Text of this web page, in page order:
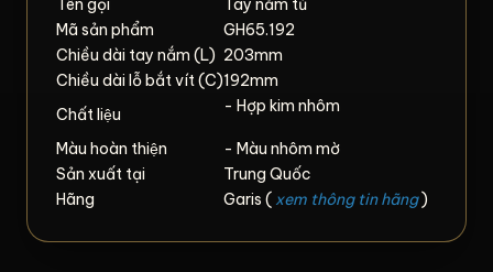
Mã sản phẩm
GH65.192
Chiều dài tay nắm (L) 203mm
Chiều dài lỗ bắt vít (C)192mm
Chất liệu
- Hợp kim nhôm
Màu hoàn thiện
- Màu nhôm mờ
Sản xuất tại
Trung Quốc
Hãng
Garis ( xem thông tin hãng)